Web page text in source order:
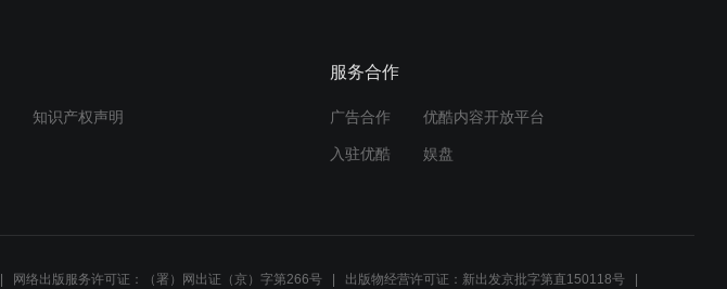
知识产权声明
服务合作
广告合作 优酷内容开放平台
入驻优酷 娱盘
网络出版服务许可证：（署）网出证（京）字第266号 出版物经营许可证：新出发京批字第直150118号